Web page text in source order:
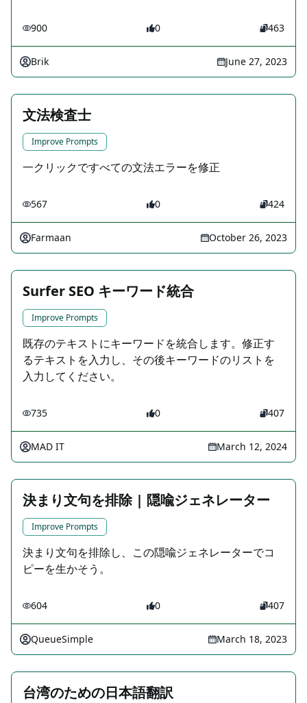
900 0 463
Brik June 27, 2023
文法検査士
Improve Prompts
一クリックですべての文法エラーを修正
567 0 424
Farmaan October 26, 2023
Surfer SEO キーワード統合
Improve Prompts
既存のテキストにキーワードを統合します。修正す
るテキストを入力し、その後キーワードのリストを
入力してください。
735 0 407
MAD IT March 12, 2024
決まり文句を排除 | 隠喩ジェネレーター
Improve Prompts
決まり文句を排除し、この隠喩ジェネレーターでコ
ピーを生かそう。
604 0 407
QueueSimple March 18, 2023
台湾のための日本語翻訳